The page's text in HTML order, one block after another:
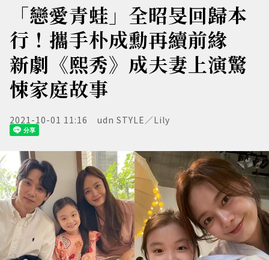
「戀愛青蛙」全昭旻回歸本
行！攜手朴成勳再續前緣
新劇《熙秀》成夫妻上演驚
悚家庭故事
2021-10-01 11:16 udn STYLE／Lily